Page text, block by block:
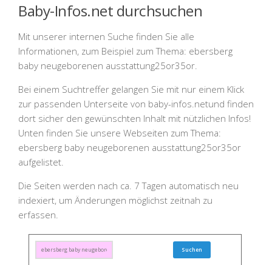
Baby-Infos.net durchsuchen
Mit unserer internen Suche finden Sie alle
Informationen, zum Beispiel zum Thema: ebersberg
baby neugeborenen ausstattung25or35or.
Bei einem Suchtreffer gelangen Sie mit nur einem Klick
zur passenden Unterseite von baby-infos.netund finden
dort sicher den gewünschten Inhalt mit nützlichen Infos!
Unten finden Sie unsere Webseiten zum Thema:
ebersberg baby neugeborenen ausstattung25or35or
aufgelistet.
Die Seiten werden nach ca. 7 Tagen automatisch neu
indexiert, um Änderungen möglichst zeitnah zu
erfassen.